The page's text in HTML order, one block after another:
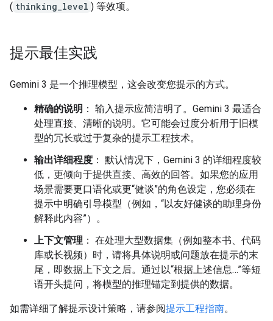
( thinking_level ) 等效项。
提示最佳实践
Gemini 3 是一个推理模型，这会改变您提示的方式。
精确的说明 ： 输入提示应简洁明了。Gemini 3 最适合
处理直接、清晰的说明。它可能会过度分析用于旧模
型的冗长或过于复杂的提示工程技术。
输出详细程度 ： 默认情况下，Gemini 3 的详细程度较
低，更倾向于提供直接、高效的回答。如果您的应用
场景需要更口语化或更“健谈”的角色设定，您必须在
提示中明确引导模型（例如，“以友好健谈的助理身份
解释此内容”）。
上下文管理 ： 在处理大型数据集（例如整本书、代码
库或长视频）时，请将具体说明或问题放在提示的末
尾，即数据上下文之后。通过以“根据上述信息…”等短
语开头提问，将模型的推理锚定到提供的数据。
如需详细了解提示设计策略，请参阅提示工程指南。